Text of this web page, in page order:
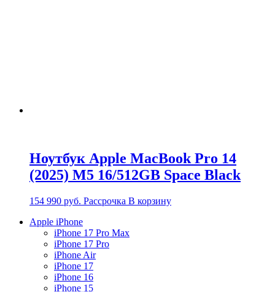
Ноутбук Apple MacBook Pro 14
(2025) M5 16/512GB Space Black
154 990 руб. Рассрочка В корзину
Apple iPhone
iPhone 17 Pro Max
iPhone 17 Pro
iPhone Air
iPhone 17
iPhone 16
iPhone 15